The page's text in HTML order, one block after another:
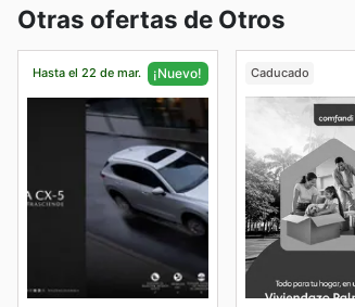
Otras ofertas de Otros
Hasta el 22 de mar. ¡Nuevo! Caducado